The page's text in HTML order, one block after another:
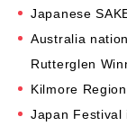
Japanese
Australia
Rutterglen
Kilmore
Japan Festival